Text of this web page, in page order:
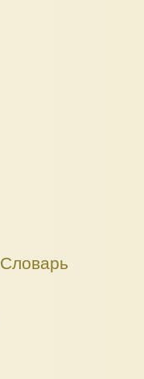
Словарь